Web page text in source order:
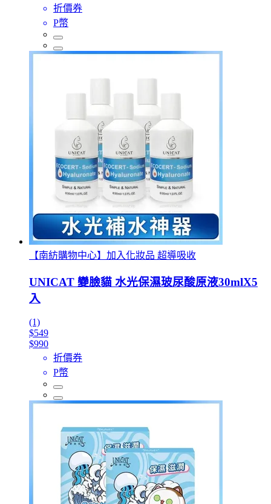
折價券
P幣
【南紡購物中心】加入化妝品 超導吸收
UNICAT 變臉貓 水光保濕玻尿酸原液30mlX5
入
(1)
$549
$990
折價券
P幣